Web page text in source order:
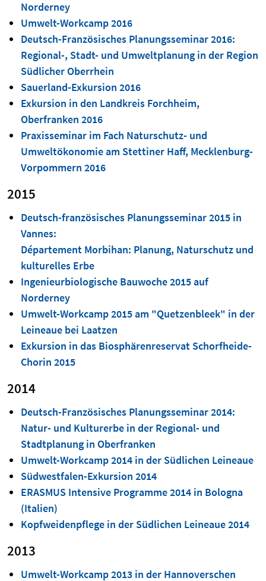
Norderney
Umwelt-Workcamp 2016
Deutsch-Französisches Planungsseminar 2016:
Regional-, Stadt- und Umweltplanung in der Region
Südlicher Oberrhein
Sauerland-Exkursion 2016
Exkursion in den Landkreis Forchheim,
Oberfranken 2016
Praxisseminar im Fach Naturschutz- und
Umweltökonomie am Stettiner Haff, Mecklenburg-
Vorpommern 2016
2015
Deutsch-französisches Planungsseminar 2015 in
Vannes:
Département Morbihan: Planung, Naturschutz und
kulturelles Erbe
Ingenieurbiologische Bauwoche 2015 auf
Norderney
Umwelt-Workcamp 2015 am "Quetzenbleek" in der
Leineaue bei Laatzen
Exkursion in das Biosphärenreservat Schorfheide-
Chorin 2015
2014
Deutsch-Französisches Planungsseminar 2014:
Natur- und Kulturerbe in der Regional- und
Stadtplanung in Oberfranken
Umwelt-Workcamp 2014 in der Südlichen Leineaue
Südwestfalen-Exkursion 2014
ERASMUS Intensive Programme 2014 in Bologna
(Italien)
Kopfweidenpflege in der Südlichen Leineaue 2014
2013
Umwelt-Workcamp 2013 in der Hannoverschen